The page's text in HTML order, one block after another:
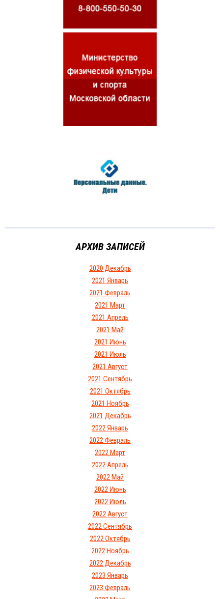
АРХИВ ЗАПИСЕЙ
2020 Декабрь
2021 Январь
2021 Февраль
2021 Март
2021 Апрель
2021 Май
2021 Июнь
2021 Июль
2021 Август
2021 Сентябрь
2021 Октябрь
2021 Ноябрь
2021 Декабрь
2022 Январь
2022 Февраль
2022 Март
2022 Апрель
2022 Май
2022 Июнь
2022 Июль
2022 Август
2022 Сентябрь
2022 Октябрь
2022 Ноябрь
2022 Декабрь
2023 Январь
2023 Февраль